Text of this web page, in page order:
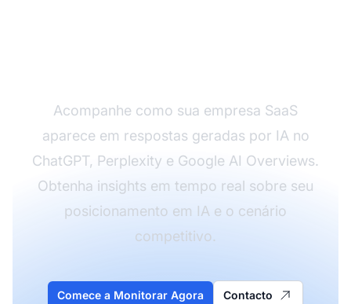
Acompanhe como sua empresa SaaS
aparece em respostas geradas por IA no
ChatGPT, Perplexity e Google AI Overviews.
Obtenha insights em tempo real sobre seu
posicionamento em IA e o cenário
competitivo.
Comece a Monitorar Agora Contacto